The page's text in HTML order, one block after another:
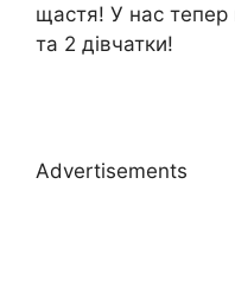
щастя! У нас тепер
та 2 дівчатки!
Advertisements